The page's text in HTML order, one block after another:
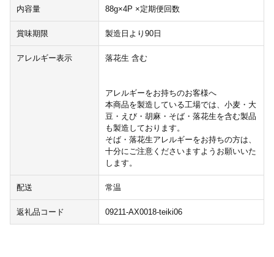
内容量 88g×4P ×定期便回数
賞味期限 製造日より90日
アレルギー表示 落花生 含む
アレルギーをお持ちのお客様へ
本商品を製造している工場では、小麦・大
豆・えび・胡麻・そば・落花生を含む製品
も製造しております。
そば・落花生アレルギーをお持ちの方は、
十分にご注意くださいますようお願いいた
します。
配送 常温
返礼品コード 09211-AX0018-teiki06